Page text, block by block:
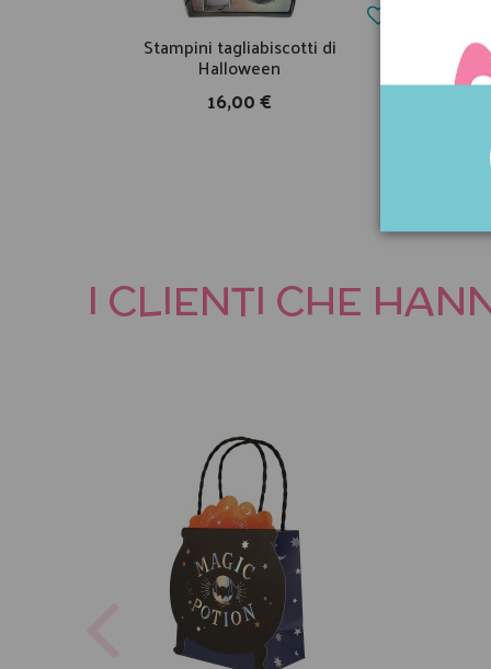
Stampini tagliabiscotti di
Halloween
16,00 €
I CLIENTI CHE